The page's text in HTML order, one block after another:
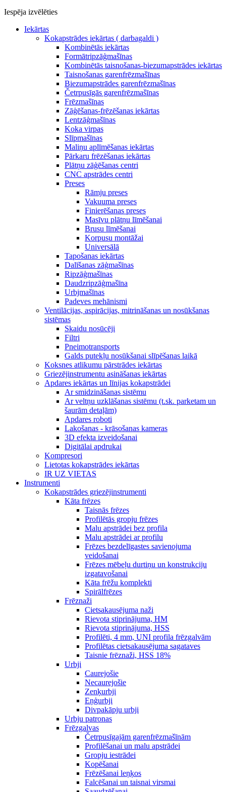
Iespēja izvēlēties
Iekārtas
Kokapstrādes iekārtas ( darbagaldi )
Kombinētās iekārtas
Formātripzāģmašīnas
Kombinētās taisnošanas-biezumapstrādes iekārtas
Taisnošanas garenfrēzmašīnas
Biezumapstrādes garenfrēzmašīnas
Četrpusīgās garenfrēzmašīnas
Frēzmašīnas
Zāģēšanas-frēzēšanas iekārtas
Lentzāģmašīnas
Koka virpas
Slīpmašīnas
Maliņu aplīmēšanas iekārtas
Pārkaru frēzēšanas iekārtas
Plātņu zāģēšanas centri
CNC apstrādes centri
Preses
Rāmju preses
Vakuuma preses
Finierēšanas preses
Masīvu plātņu līmēšanai
Brusu līmēšanai
Korpusu montāžai
Universālā
Tapošanas iekārtas
Dalīšanas zāģmašīnas
Ripzāģmašīnas
Daudzripzāģmašīna
Urbjmašīnas
Padeves mehānismi
Ventilācijas, aspirācijas, mitrināšanas un nosūkšanas
sistēmas
Skaidu nosūcēji
Filtri
Pneimotransports
Galds putekļu nosūkšanai slīpēšanas laikā
Koksnes atlikumu pārstrādes iekārtas
Griezējinstrumentu asināšanas iekārtas
Apdares iekārtas un līnijas kokapstrādei
Ar smidzināšanas sistēmu
Ar veltņu uzklāšanas sistēmu (t.sk. parketam un
šaurām detaļām)
Apdares roboti
Lakošanas - krāsošanas kameras
3D efekta izveidošanai
Digitālai apdrukai
Kompresori
Lietotas kokapstrādes iekārtas
IR UZ VIETAS
Instrumenti
Kokapstrādes griezējinstrumenti
Kāta frēzes
Taisnās frēzes
Profilētās gropju frēzes
Malu apstrādei bez profila
Malu apstrādei ar profilu
Frēzes bezdelīgastes savienojuma
veidošanai
Frēzes mēbeļu durtiņu un konstrukciju
izgatavošanai
Kāta frēžu komplekti
Spirālfrēzes
Frēznaži
Cietsakausējuma naži
Rievota stiprinājuma, HM
Rievota stiprinājuma, HSS
Profilēti, 4 mm, UNI profila frēzgalvām
Profilētas cietsakausējuma sagataves
Taisnie frēznaži, HSS 18%
Urbji
Caurejošie
Necaurejošie
Zenķurbji
Eņģurbji
Divpakāpju urbji
Urbju patronas
Frēzgalvas
Četrpusīgajām garenfrēzmašīnām
Profilēšanai un malu apstrādei
Gropju iestrādei
Kopēšanai
Frēzēšanai leņķos
Falcēšanai un taisnai virsmai